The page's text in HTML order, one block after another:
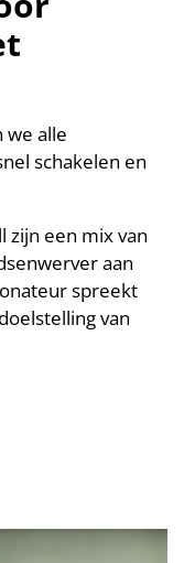
we alle
schakelen en
zijn een mix van
aan
spreekt
van